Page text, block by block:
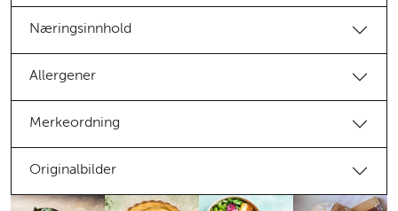
Næringsinnhold
Allergener
Merkeordning
Originalbilder